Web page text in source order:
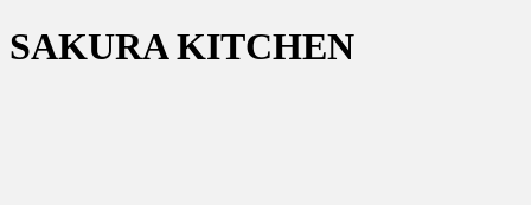
SAKURA KITCHEN